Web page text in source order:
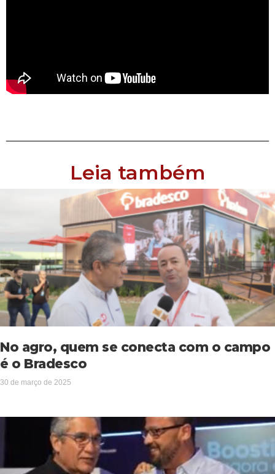
Leia também
No agro, quem se conecta com o campo
é o Bradesco
30 de março de 2025